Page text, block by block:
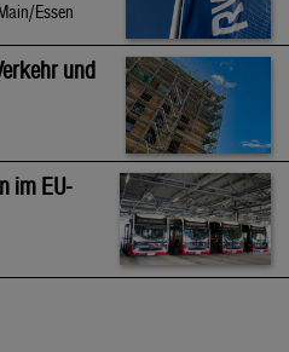
Essen
und
im EU-